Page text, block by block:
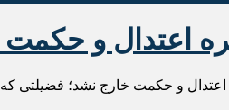
اعتدال و
اعتدال و حکمت خارج نشد؛ فضیلتی